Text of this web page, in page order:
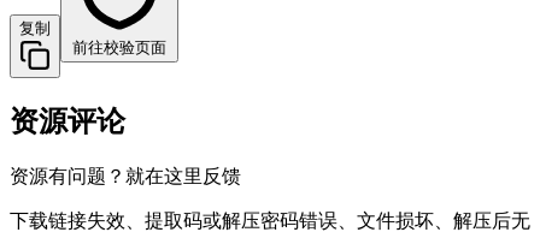
复制
前往校验页面
资源评论
资源有问题？就在这里反馈
下载链接失效、提取码或解压密码错误、文件损坏、解压后无